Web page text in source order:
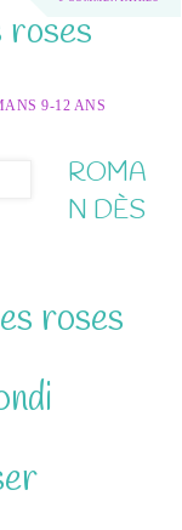
roses
9-12 ANS
ROMA
N DÈS
roses